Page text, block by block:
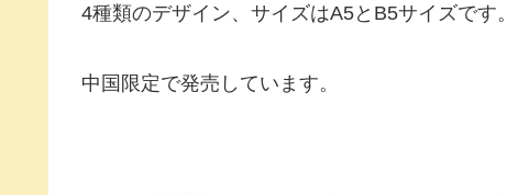
4種類のデザイン、サイズはA5とB5サイズです。
中国限定で発売しています。